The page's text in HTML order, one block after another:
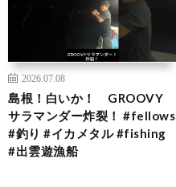
2026.07.08
島根！白いか！ GROOVY
サラマンダー炸裂！ #fellows
#釣り #イカメタル #fishing
#出雲遊漁船